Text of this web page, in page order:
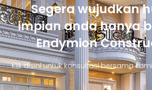
Segera wujudkan
impian anda hanya
Endymion
Klik disini untuk konsultasi bersama